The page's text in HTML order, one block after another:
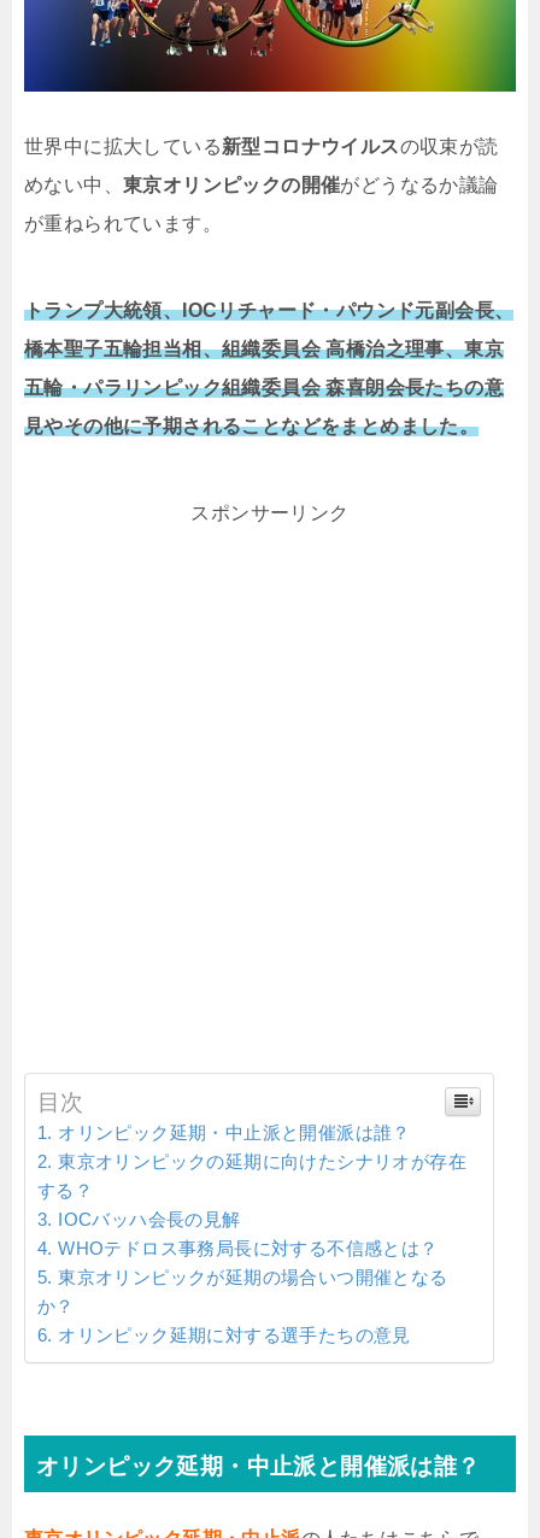
世界中に拡大している新型コロナウイルスの収束が読
めない中、 東京オリンピックの開催がどうなるか議論
が重ねられています。
トランプ大統領、IOCリチャード・パウンド元副会長、
橋本聖子五輪担当相、組織委員会 高橋治之理事、東京
五輪・パラリンピック組織委員会 森喜朗会長たちの意
見やその他に予期されることなどをまとめました。
スポンサーリンク
目次
オリンピック延期・中止派と開催派は誰？
東京オリンピックの延期に向けたシナリオが存在
する？
IOCバッハ会長の見解
WHOテドロス事務局長に対する不信感とは？
東京オリンピックが延期の場合いつ開催となる
か？
オリンピック延期に対する選手たちの意見
オリンピック延期・中止派と開催派は誰？